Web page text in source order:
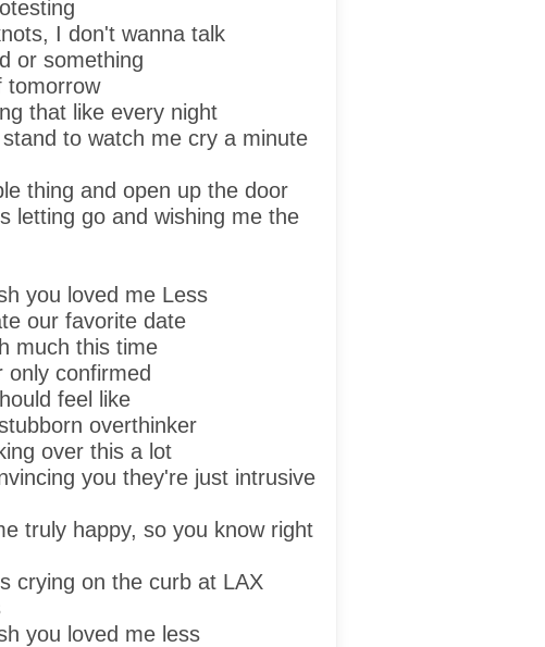
I don't wanna talk
or something
tomorrow
that like every night
to watch me cry a minute
thing and open up the door
letting go and wishing me the
you loved me Less
our favorite date
much this time
only confirmed
feel like
overthinker
over this a lot
you they're just intrusive
truly happy, so you know right
crying on the curb at LAX
you loved me less